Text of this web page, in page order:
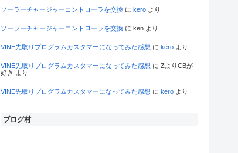
ソーラーチャージャーコントローラを交換 に kero より
ソーラーチャージャーコントローラを交換 に ken より
VINE先取りプログラムカスタマーになってみた感想 に kero より
VINE先取りプログラムカスタマーになってみた感想 に ZよりCBが
好き より
VINE先取りプログラムカスタマーになってみた感想 に kero より
ブログ村